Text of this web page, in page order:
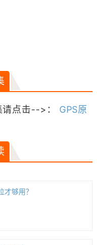
请点击-->： GPS原
才够用？